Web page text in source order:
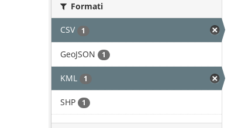
Formati
CSV 1
GeoJSON 1
KML 1
SHP 1